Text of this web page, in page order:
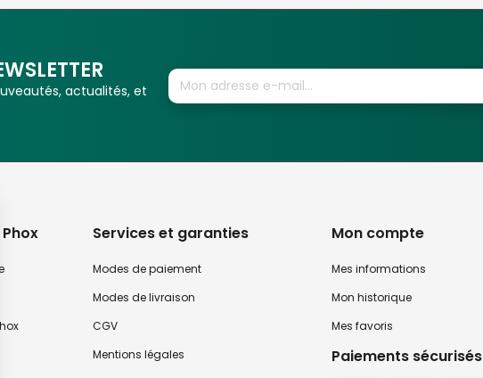
actualités, et
Services et garanties
Modes de paiement
Modes de livraison
CGV
Mentions légales
Mon compte
Mes informations
Mon historique
Mes favoris
Paiements sécurisés